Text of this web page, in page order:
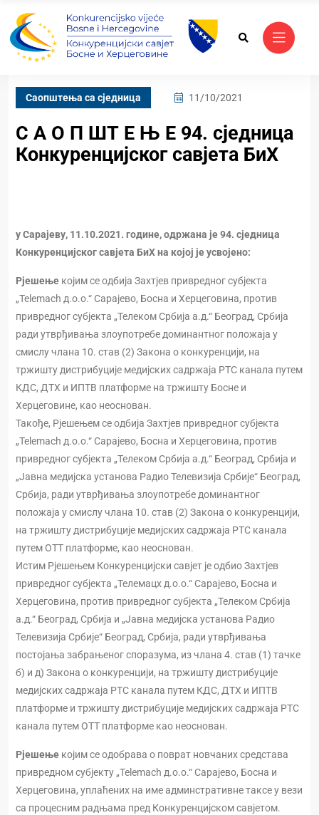
Саопштења са сједница 11/10/2021
С А О П ШТ Е Њ Е 94. сједница
Конкуренцијског савјета БиХ
у Сарајеву, 11.10.2021. године, одржана је 94. сједница
Конкуренцијског савјета БиХ на којој је усвојено:
Рјешење којим се одбија Захтјев привредног субјекта
„Telemach д.о.о.“ Сарајево, Босна и Херцеговина, против
привредног субјекта „Телеком Србија а.д.“ Београд, Србија
ради утврђивања злоупотребе доминантног положаја у
смислу члана 10. став (2) Закона о конкуренцији, на
тржишту дистрибуције медијских садржаја РТС канала путем
КДС, ДТХ и ИПТВ платформе на тржишту Босне и
Херцеговине, као неоснован.
Такође, Рјешењем се одбија Захтјев привредног субјекта
„Telemach д.о.о.“ Сарајево, Босна и Херцеговина, против
привредног субјекта „Телеком Србија а.д.“ Београд, Србија и
„Јавна медијска установа Радио Телевизија Србије“ Београд,
Србија, ради утврђивања злоупотребе доминантног
положаја у смислу члана 10. став (2) Закона о конкуренцији,
на тржишту дистрибуције медијских садржаја РТС канала
путем ОТТ платформе, као неоснован.
Истим Рјешењем Конкуренцијски савјет је одбио Захтјев
привредног субјекта „Телемацх д.о.о.“ Сарајево, Босна и
Херцеговина, против привредног субјекта „Телеком Србија
а.д.“ Београд, Србија и „Јавна медијска установа Радио
Телевизија Србије“ Београд, Србија, ради утврђивања
постојања забрањеног споразума, из члана 4. став (1) тачке
б) и д) Закона о конкуренцији, на тржишту дистрибуције
медијских садржаја РТС канала путем КДС, ДТХ и ИПТВ
платформе и тржишту дистрибуције медијских садржаја РТС
канала путем ОТТ платформе као неоснован.
Рјешење којим се одобрава о поврат новчаних средстава
привредном субјекту „Telemach д.о.о.“ Сарајево, Босна и
Херцеговина, уплаћених на име админстративне таксе у вези
са процесним радњама пред Конкуренцијском савјетом.